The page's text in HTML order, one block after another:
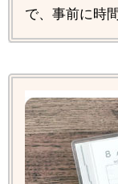
で、事前に時